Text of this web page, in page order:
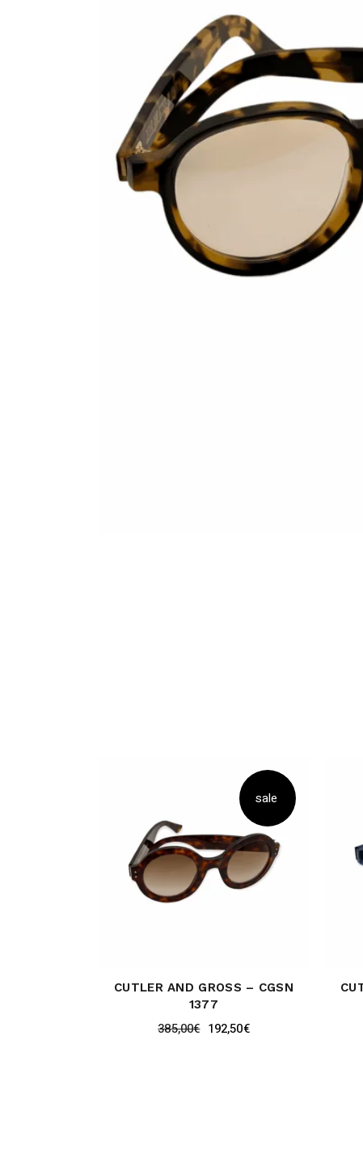
sale
CUTLER AND GROSS – CGSN
1377
385,00€ 192,50€